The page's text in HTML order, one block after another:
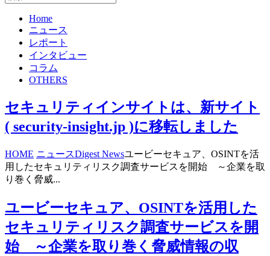
Home
ニュース
レポート
インタビュー
コラム
OTHERS
セキュリティインサイトは、新サイト
( security-insight.jp )に移転しました
HOME ニュースDigest Newsユービーセキュア、OSINTを活
用したセキュリティリスク調査サービスを開始 ～企業を取
り巻く脅威...
ユービーセキュア、OSINTを活用した
セキュリティリスク調査サービスを開
始 ～企業を取り巻く脅威情報の収